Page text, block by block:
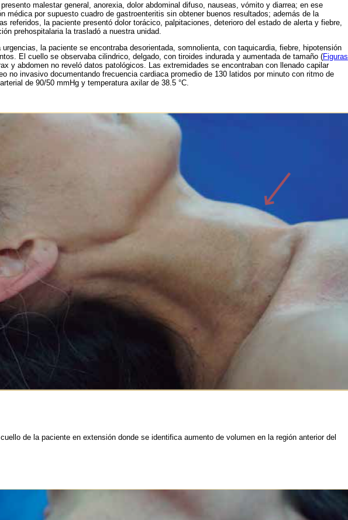
malestar general, anorexia, dolor abdominal difuso, nauseas, vómito y diarrea; en ese
médica por supuesto cuadro de gastroenteritis sin obtener buenos resultados; además de la
referidos, la paciente presentó dolor torácico, palpitaciones, deterioro del estado de alerta y fiebre,
prehospitalaria la trasladó a nuestra unidad.
la paciente se encontraba desorientada, somnolienta, con taquicardia, fiebre, hipotensión
El cuello se observaba cilindrico, delgado, con tiroides indurada y aumentada de tamaño (Figuras
y abdomen no reveló datos patológicos. Las extremidades se encontraban con llenado capilar
no invasivo documentando frecuencia cardiaca promedio de 130 latidos por minuto con ritmo de
de 90/50 mmHg y temperatura axilar de 38.5 °С.
de la paciente en extensión donde se identifica aumento de volumen en la región anterior del